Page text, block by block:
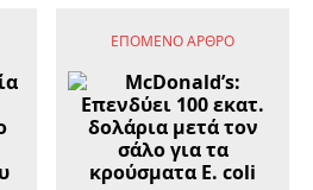
ΕΠΌΜΕΝΟ ΆΡΘΡΟ